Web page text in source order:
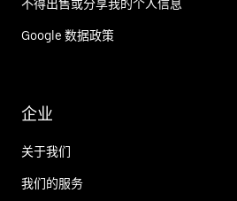
不得出售或分享我的个人信息
Google 数据政策
企业
关于我们
我们的服务